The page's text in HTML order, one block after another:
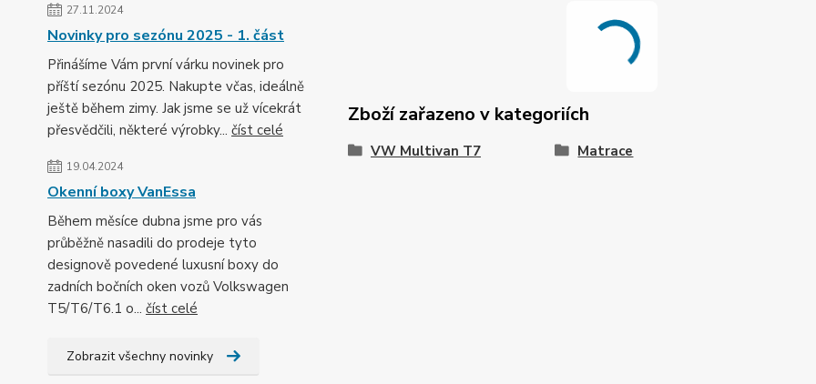
27.11.2024
Novinky pro sezónu 2025 - 1. část
Přinášíme Vám první várku novinek pro
příští sezónu 2025. Nakupte včas, ideálně
ještě během zimy. Jak jsme se už vícekrát
přesvědčili, některé výrobky... číst celé
19.04.2024
Okenní boxy VanEssa
Během měsíce dubna jsme pro vás
průběžně nasadili do prodeje tyto
designově povedené luxusní boxy do
zadních bočních oken vozů Volkswagen
T5/T6/T6.1 o... číst celé
Zobrazit všechny novinky
Zboží zařazeno v kategoriích
VW Multivan T7 Matrace